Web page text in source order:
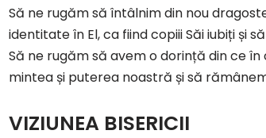
Să ne rugăm să întâlnim din nou
identitate în El, ca fiind copiii Săi iubiți și
Să ne rugăm să avem o dorință din ce
mintea și puterea noastră și să
VIZIUNEA BISERICII